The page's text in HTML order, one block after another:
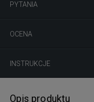
PYTANIA
OCENA
INSTRUKCJE
Opis produktu